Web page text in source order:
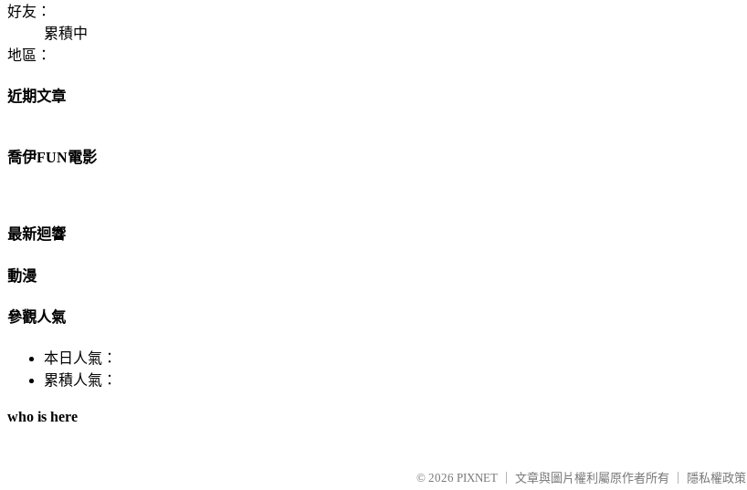
好友：
累積中
地區：
近期文章
喬伊FUN電影
最新迴響
動漫
參觀人氣
本日人氣：
累積人氣：
who is here
© 2026 PIXNET 文章與圖片權利屬原作者所有 隱私權政策